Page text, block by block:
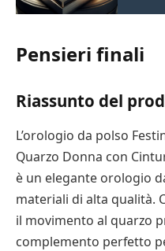
Pensieri finali
Riassunto del
L’orologio da polso
Quarzo Donna con
è un elegante orologio
materiali di alta qualità.
il movimento al quarzo
complemento perfetto